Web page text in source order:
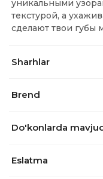
уникальными
текстурой, а
сделают твои
Sharhlar
Brend
Do'konlarda
Eslatma